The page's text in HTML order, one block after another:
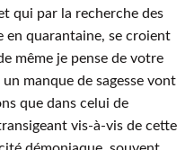
qui par la recherche des
en quarantaine, se croient
même je pense de votre
manque de sagesse vont
que dans celui de
vis-à-vis de cette